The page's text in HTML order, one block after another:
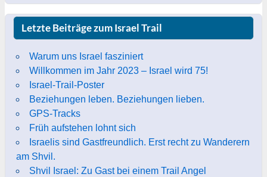
Letzte Beiträge zum Israel Trail
Warum uns Israel fasziniert
Willkommen im Jahr 2023 – Israel wird 75!
Israel-Trail-Poster
Beziehungen leben. Beziehungen lieben.
GPS-Tracks
Früh aufstehen lohnt sich
Israelis sind Gastfreundlich. Erst recht zu Wanderern
am Shvil.
Shvil Israel: Zu Gast bei einem Trail Angel